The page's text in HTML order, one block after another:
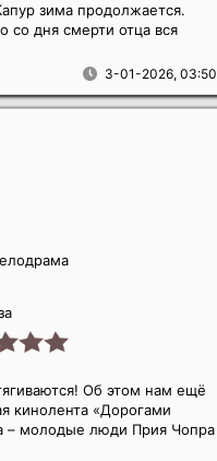
3-01-2026, 03:50
зима продолжается.
со дня смерти отца вся
Об этом нам ещё
кинолента «Дорогами
– молодые люди Прия Чопра